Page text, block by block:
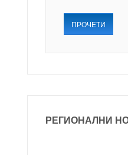
ПРОЧЕТИ
РЕГИОНАЛНИ